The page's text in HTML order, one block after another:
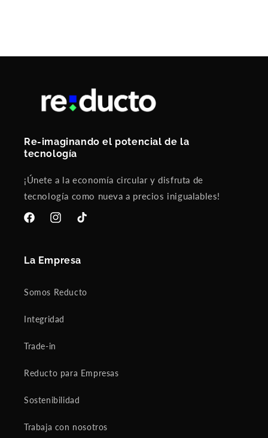
Re-imaginando el potencial de la
tecnología
¡Únete a la economía circular y disfruta de
tecnología como nueva a precios inigualables!
FacebookInstagramTikTok
La Empresa
Somos Reducto
Integridad
Trade-in
Reducto para Empresas
Sostenibilidad
Trabaja con nosotros